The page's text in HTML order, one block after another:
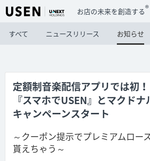
お店の未来を創造する®
すべて ニュースリリース お知らせ
定額制音楽配信アプリでは初！
『スマホでUSEN』とマクド
キャンペーンスタート
～クーポン提示でプレミアムロー
貰えちゃう～